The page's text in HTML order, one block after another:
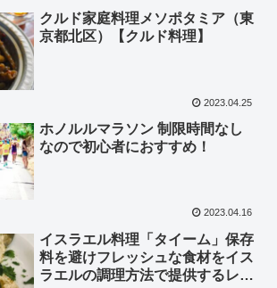
クルド家庭料理メソポタミア（東
京都北区）【クルド料理】
2023.04.25
ホノルルマラソン 制限時間なし
なので初心者におすすめ！
2023.04.16
イスラエル料理「タイーム」保存
料を避けフレッシュな食材をイス
ラエルの調理方法で提供するレス